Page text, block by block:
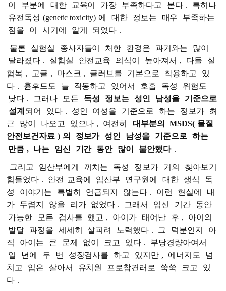
이
부분에 대한 교육이 가장 부족하다고 본다 .
특히나
유전독성 (genetic toxicity) 에 대한 정보는 매우
부족하는
점을
이 시기에 알게 되었다 .
물론 실험실 종사자들이 처한 환경은 과거와는
많이
달라졌다 . 실험실 안전교육 의식이 높아져서 , 다들
실
험복 , 고글 , 마스크 , 글러브를 기본으로 착용하고
있
다 . 흄후드도 늘 작동하고 있어서 호흡 독성
위험도
낮다 . 그러나 모든 독성 정보는 성인 남성을
기준으로
설계 되어 있다 . 성인 여성을 기준으로 하는 정보가
최
근
많이 나오고 있으나 , 여전히 대부분의 MSDS( 물질
안전보건자료 ) 의 정보가 성인 남성을 기준으로
하는
만큼 , 나는 임신 기간 동안 많이 불안했다 .
그리고 임산부에게 끼치는 독성 정보가 거의
찾아보기
힘들었다 . 안전 교육에 임산부 연구원에 대한 생식
독
성
이야기는 특별히 언급되지 않는다 . 이런 현실에
내
가
두렵지 않을 리가 없었다 . 그래서 임신 기간
동안
가능한
모든 검사를 했고 , 아이가 태어난 후 ,
아이의
발달
과정을 세세히 살피려 노력했다 . 그 덕분인지
아
직
아이는 큰 문제 없이 크고 있다 .
부당경량아여서
일
년에 두 번 성장검사를 하고 있지만 , 에너지도
넘
치고
입은 살아서 유치원 프로참견러로 쑥쑥 크고
있
다 .